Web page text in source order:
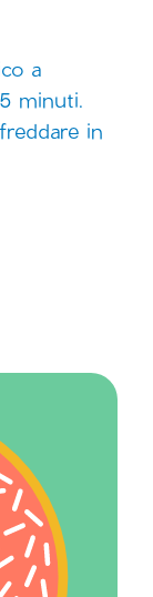
a
minuti.
in